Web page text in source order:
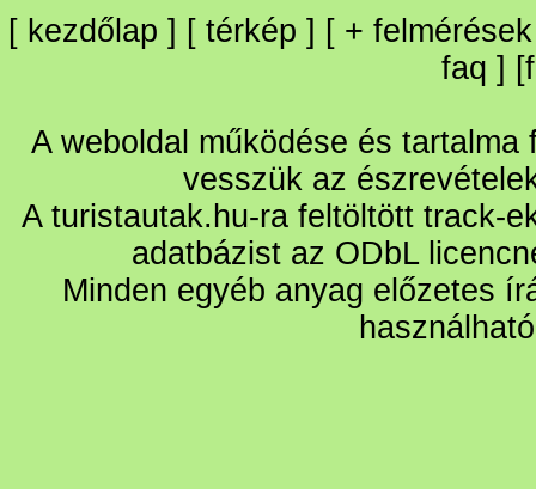
[ kezdőlap ] [ térkép ] [ + felmérések
faq ] [
A weboldal működése és
vesszük az
A turistautak.hu-ra feltöltött track-
adatbázist az ODbL
Minden egyéb anyag előzetes